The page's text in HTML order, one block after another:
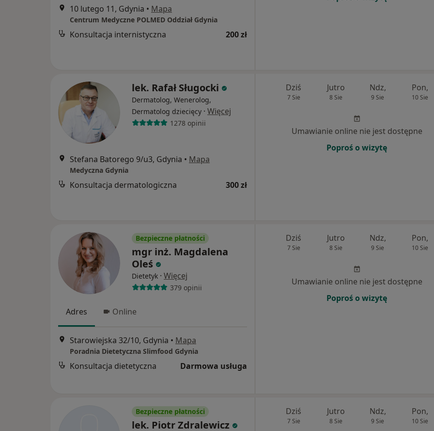
10 lutego 11, Gdynia • Mapa
Centrum Medyczne POLMED Oddział Gdynia
Konsultacja internistyczna 200 zł
lek. Rafał Sługocki
Dermatolog, Wenerolog,
Dermatolog dziecięcy · Więcej
1278 opinii
Stefana Batorego 9/u3, Gdynia • Mapa
Medyczna Gdynia
Konsultacja dermatologiczna 300 zł
Dziś
7 Sie
Jutro
8 Sie
Ndz,
9 Sie
Pon,
10 Sie
Umawianie online nie jest dostępne
Poproś o wizytę
Bezpieczne płatności
mgr inż. Magdalena
Oleś
Dietetyk · Więcej
379 opinii
Adres Online
Starowiejska 32/10, Gdynia • Mapa
Poradnia Dietetyczna Slimfood Gdynia
Konsultacja dietetyczna Darmowa usługa
Dziś
7 Sie
Jutro
8 Sie
Ndz,
9 Sie
Pon,
10 Sie
Umawianie online nie jest dostępne
Poproś o wizytę
Bezpieczne płatności
lek. Piotr Zdralewicz
Dziś
7 Sie
Jutro
8 Sie
Ndz,
9 Sie
Pon,
10 Sie